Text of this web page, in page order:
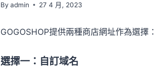
By admin 27 4 月, 2023
GOGOSHOP提供兩種商店網址作為選擇：
選擇一：自訂域名